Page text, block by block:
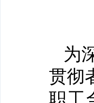
为
贯彻
职工